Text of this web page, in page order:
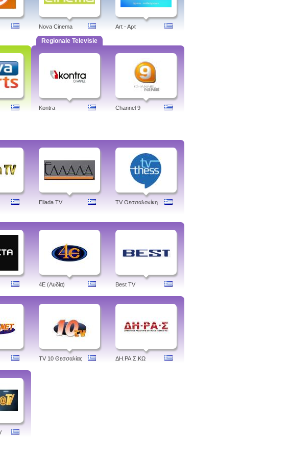
Nova Cinema Art - Aρτ
Regionale Televisie
Kontra Channel 9
Ellada TV TV Θεσσαλονίκη
4Ε (Λυδία) Best TV
TV 10 Θεσσαλίας ΔH.ΡΑ.Σ.ΚΩ